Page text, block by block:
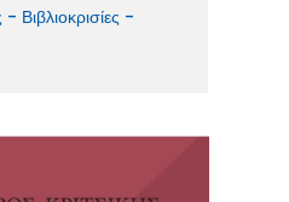
Βιβλιοκρισίες -